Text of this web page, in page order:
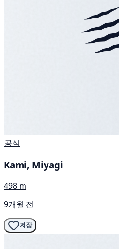
공식
Kami, Miyagi
498 m
9개월 전
저장